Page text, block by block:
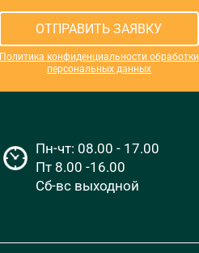
ОТПРАВИТЬ ЗАЯВКУ
Политика конфиденциальности обработки
персональных данных
Пн-чт: 08.00 - 17.00
Пт 8.00 -16.00
Сб-вс выходной